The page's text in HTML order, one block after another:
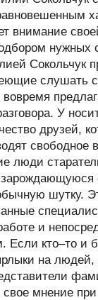
внимание
нужных
Сокольчук
слушать
вовремя
У
друзей,
свободное
люди
шутку.
и
Если кто–то и
на людей,
свое мнение